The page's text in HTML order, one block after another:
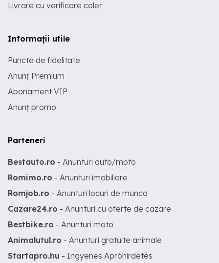
Livrare cu verificare colet
Informații utile
Puncte de fidelitate
Anunț Premium
Abonament VIP
Anunț promo
Parteneri
Bestauto.ro - Anunturi auto/moto
Romimo.ro - Anunturi imobiliare
Romjob.ro - Anunturi locuri de munca
Cazare24.ro - Anunturi cu oferte de cazare
Bestbike.ro - Anunturi moto
Animalutul.ro - Anunturi gratuite animale
Startapro.hu - Ingyenes Apróhirdetés